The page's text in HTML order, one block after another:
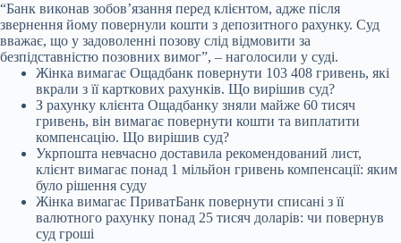
“Банк виконав зобов’язання перед клієнтом, адже після
звернення йому повернули кошти з депозитного рахунку. Суд
вважає, що у задоволенні позову слід відмовити за
безпідставністю позовних вимог”, – наголосили у суді.
Жінка вимагає Ощадбанк повернути 103 408 гривень, які
вкрали з її карткових рахунків. Що вирішив суд?
З рахунку клієнта Ощадбанку зняли майже 60 тисяч
гривень, він вимагає повернути кошти та виплатити
компенсацію. Що вирішив суд?
Укрпошта невчасно доставила рекомендований лист,
клієнт вимагає понад 1 мільйон гривень компенсації: яким
було рішення суду
Жінка вимагає ПриватБанк повернути списані з її
валютного рахунку понад 25 тисяч доларів: чи повернув
суд гроші